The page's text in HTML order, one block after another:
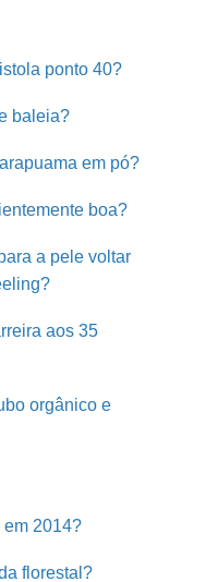
ponto 40?
baleia?
em pó?
boa?
a pele voltar
aos 35
orgânico e
em 2014?
florestal?